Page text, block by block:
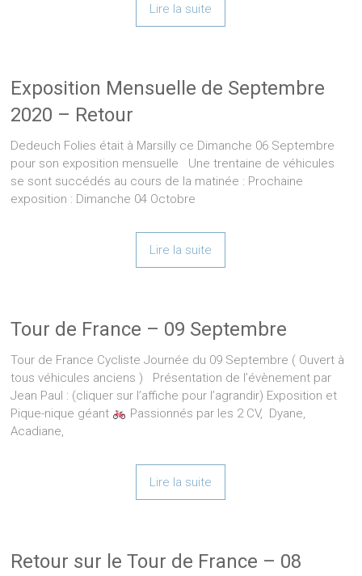
Lire la suite
Exposition Mensuelle de Septembre
2020 – Retour
Dedeuch Folies était à Marsilly ce Dimanche 06 Septembre
pour son exposition mensuelle Une trentaine de véhicules
se sont succédés au cours de la matinée : Prochaine
exposition : Dimanche 04 Octobre
Lire la suite
Tour de France – 09 Septembre
Tour de France Cycliste Journée du 09 Septembre ( Ouvert à
tous véhicules anciens ) Présentation de l’évènement par
Jean Paul : (cliquer sur l’affiche pour l’agrandir) Exposition et
Pique-nique géant
Passionnés par les 2 CV, Dyane,
Acadiane,
Lire la suite
Retour sur le Tour de France – 08